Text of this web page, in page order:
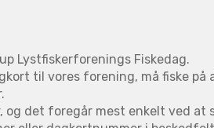
Lystfiskerforenings Fiskedag.
til vores forening, må fiske på
og det foregår mest enkelt ved at